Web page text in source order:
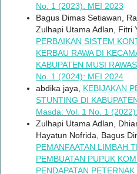
No. 1 (2023): MEI 2023
Bagus Dimas Setiawan,
Zulhapi Utama Adlan, Fitri
PERBAIKAN SISTEM
KERBAU RAWA DI
KABUPATEN MUSI
No. 1 (2024): MEI 2024
abdika jaya, KEBIJAKAN
STUNTING DI
Masda: Vol. 1 No. 1
Zulhapi Utama Adlan,
Hayatun Nofrida, Bagus
PEMANFAATAN LIMBAH
PEMBUATAN PUPUK
PENDAPATAN PETERNAK